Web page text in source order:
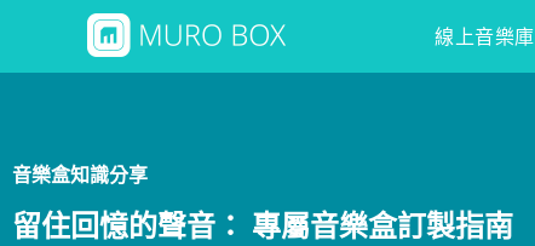
線上音樂庫
音樂盒知識分享
留住回憶的聲音： 專屬音樂盒訂製指南